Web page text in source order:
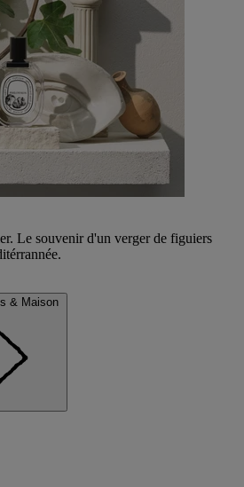
Le souvenir d'un verger de figuiers
& Maison